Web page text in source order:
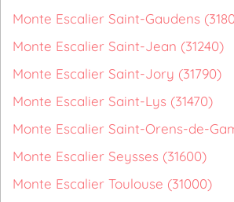
Monte Escalier Saint-Gaudens
Monte Escalier Saint-Jean (31240)
Monte Escalier Saint-Jory (31790)
Monte Escalier Saint-Lys (31470)
Monte Escalier Saint-Orens-de-
Monte Escalier Seysses (31600)
Monte Escalier Toulouse (31000)